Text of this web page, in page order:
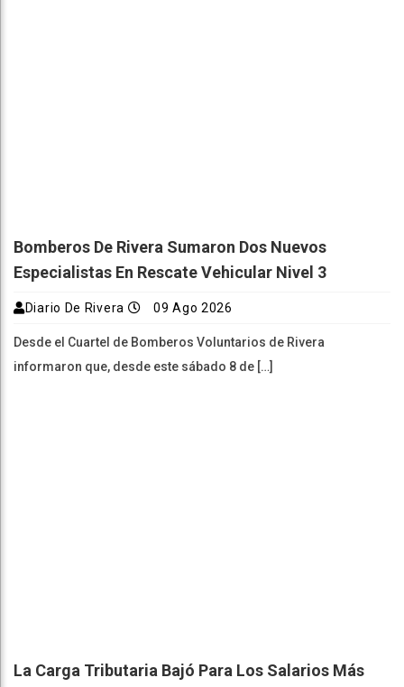
Bomberos De Rivera Sumaron Dos Nuevos
Especialistas En Rescate Vehicular Nivel 3
Diario De Rivera 09 Ago 2026
Desde el Cuartel de Bomberos Voluntarios de Rivera
informaron que, desde este sábado 8 de […]
La Carga Tributaria Bajó Para Los Salarios Más